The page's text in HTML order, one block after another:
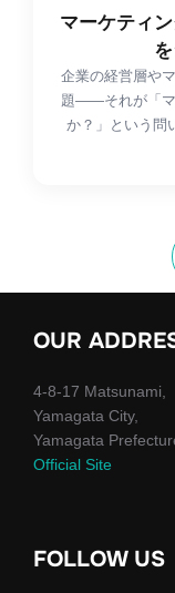
マーケティ
企業の経営層や
題——それが「マ
か？」という問
OUR
4-8-17 Matsunami,
Yamagata City,
Yamagata
Official Site
FOLLOW US